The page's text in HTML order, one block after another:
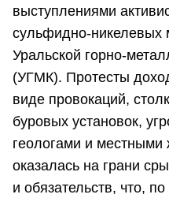
выступлениями
сульфидно-никелевых
Уральской горно-
(УГМК). Протесты
виде провокаций,
буровых установок,
геологами и
оказалась на грани
и обязательств, что,